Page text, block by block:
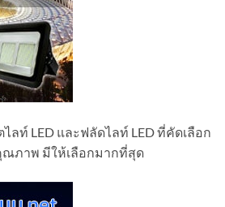
ลท์ LED และฟลัดไลท์ LED ที่คัดเลือก
ภาพ มีให้เลือกมากที่สุด